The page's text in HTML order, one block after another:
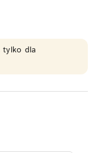
tylko dla